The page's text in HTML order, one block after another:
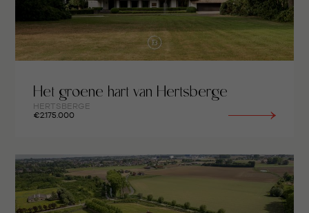
Het groene hart van Hertsberge
HERTSBERGE
€2.175.000